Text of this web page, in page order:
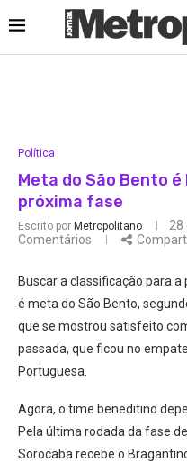
Política
Meta do São Bento
próxima fase
Escrito por Metropolitano 28
Comentários
Buscar a classificação para
é meta do São Bento,
que se mostrou satisfeito
passada, que ficou no
Portuguesa.
Agora, o time beneditino
Pela última rodada da fase
Sorocaba recebe o